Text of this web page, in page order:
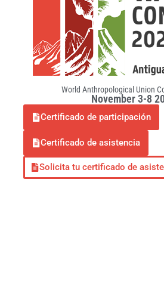
World Anthropological Union
November 3-8
Certificado de participación
Certificado de asistencia
Solicita tu certificado de